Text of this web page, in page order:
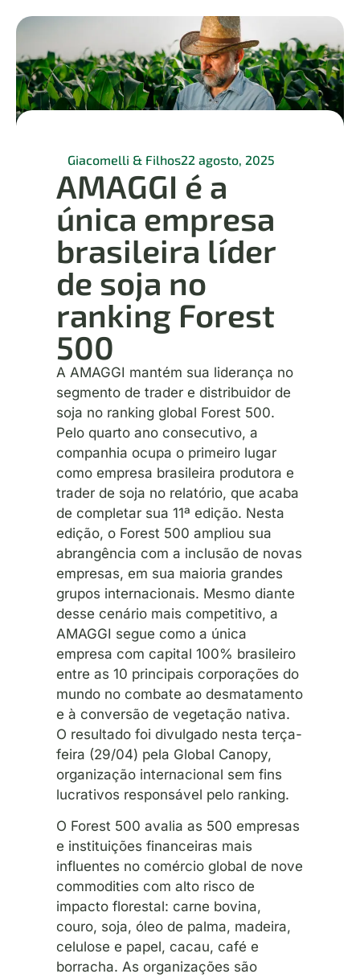
Giacomelli & Filhos22 agosto, 2025
AMAGGI é a
única empresa
brasileira líder
de soja no
ranking Forest
500
A AMAGGI mantém sua liderança no
segmento de trader e distribuidor de
soja no ranking global Forest 500.
Pelo quarto ano consecutivo, a
companhia ocupa o primeiro lugar
como empresa brasileira produtora e
trader de soja no relatório, que acaba
de completar sua 11ª edição. Nesta
edição, o Forest 500 ampliou sua
abrangência com a inclusão de novas
empresas, em sua maioria grandes
grupos internacionais. Mesmo diante
desse cenário mais competitivo, a
AMAGGI segue como a única
empresa com capital 100% brasileiro
entre as 10 principais corporações do
mundo no combate ao desmatamento
e à conversão de vegetação nativa.
O resultado foi divulgado nesta terça-
feira (29/04) pela Global Canopy,
organização internacional sem fins
lucrativos responsável pelo ranking.
O Forest 500 avalia as 500 empresas
e instituições financeiras mais
influentes no comércio global de nove
commodities com alto risco de
impacto florestal: carne bovina,
couro, soja, óleo de palma, madeira,
celulose e papel, cacau, café e
borracha. As organizações são